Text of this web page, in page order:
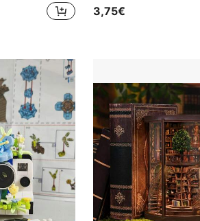
3,75€